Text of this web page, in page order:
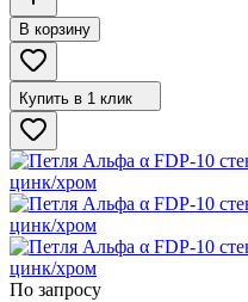
В корзину
Купить в 1 клик
По запросу